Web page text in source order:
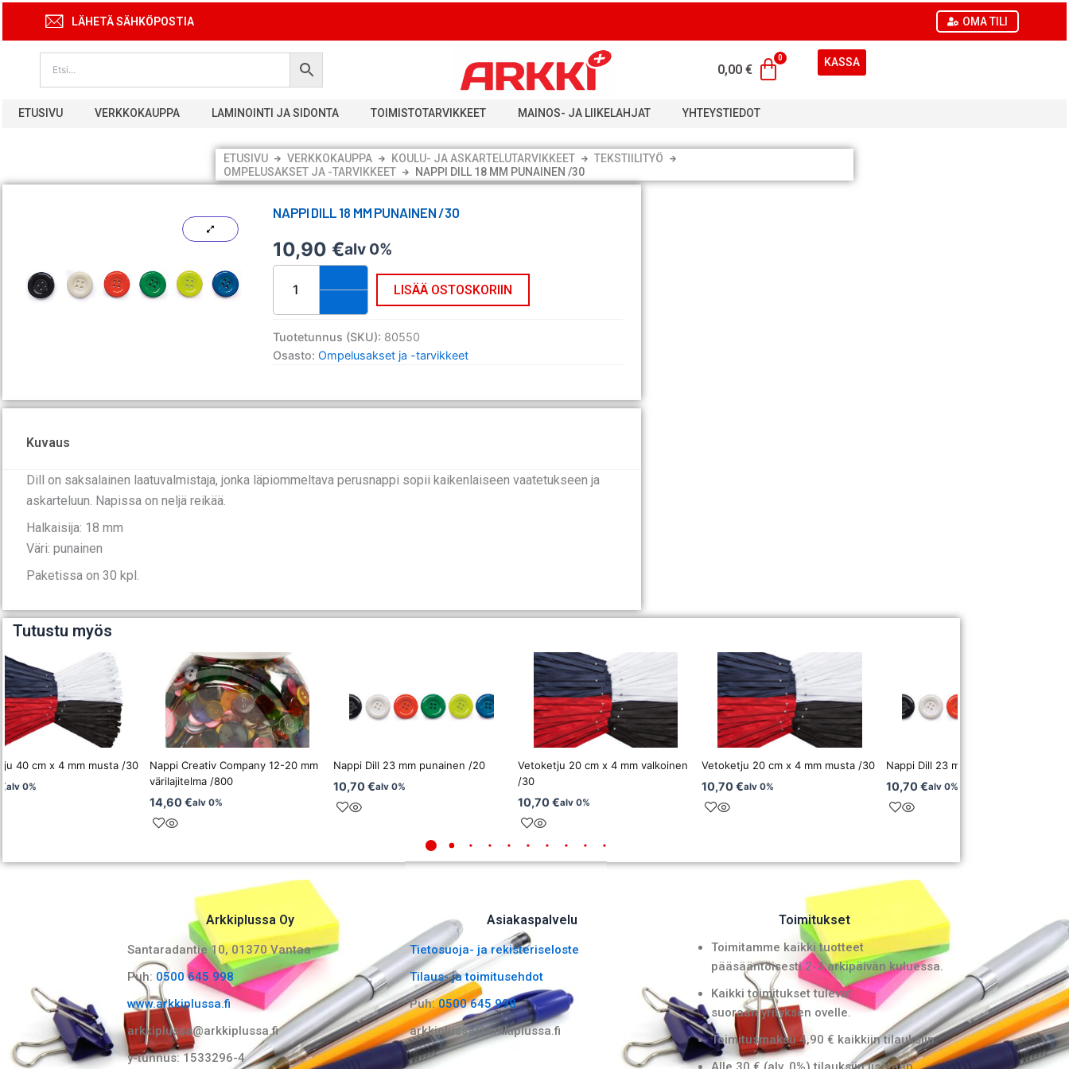
sisältöön
LÄHETÄ SÄHKÖPOSTIA OMA TILI
0,00 €
KASSA
ETUSIVU VERKKOKAUPPA LAMINOINTI JA SIDONTA TOIMISTOTARVIKKEET MAINOS- JA LIIKELAHJAT YHTEYSTIEDOT
ETUSIVU VERKKOKAUPPA KOULU- JA ASKARTELUTARVIKKEET
TEKSTIILITYÖ
OMPELUSAKSET JA -TARVIKKEET
NAPPI DILL 18 MM PUNAINEN /30
NAPPI DILL 18 MM PUNAINEN /30
10,90€alv 0%
Nappi
mm
punainen
/30
LISÄÄ OSTOSKORIIN
Tuotetunnus (SKU): 80550
Osasto:Ompelusakset ja -tarvikkeet
Kuvaus
Dill on saksalainen laatuvalmistaja, jonka läpiommeltava perusnappi sopii kaikenlaiseen vaatetukseen ja
askarteluun. Napissa on neljä reikää.
Halkaisija: 18 mm
Väri: punainen
Paketissa on 30 kpl.
Tutustu myös
40 cm x 4 mm musta /30
alv 0%
Nappi Creativ Company 12-20 mm
värilajitelma /800
14,60€alv 0%
Nappi Dill 23 mm punainen /20
10,70€alv 0%
Vetoketju 20 cm x 4 mm valkoinen
/30
10,70€alv 0%
Vetoketju 20 cm x 4 mm musta /30
10,70€alv 0%
Nappi Dill 23 mm valkoinen /20
10,70€alv 0%
Arkkiplussa Oy
Santaradantie 10, 01370 Vantaa​
Puh: 0500 645 998
www.arkkiplussa.fi
arkkiplussa@arkkiplussa.fi
y-tunnus: 1533296-4
Asiakaspalvelu
Tietosuoja- ja rekisteriseloste
Tilaus- ja toimitusehdot
Puh:0500 645 998
arkkiplussa@arkkiplussa.fi
Toimitukset
Toimitamme kaikki tuotteet
pääsääntöisesti 2-3 arkipäivän kuluessa.
Kaikki toimitukset tulevat
suoraan yrityksen ovelle.
Toimitusmaksu 4,90 € kaikkiin tilauksiin.